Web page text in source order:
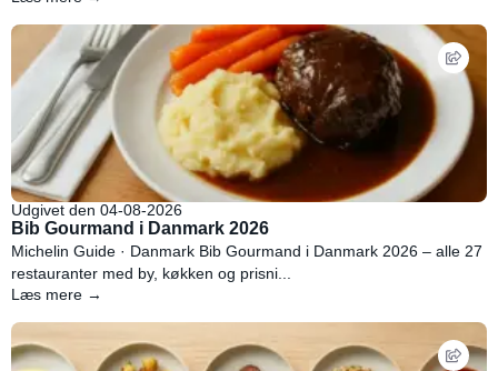
Udgivet den 04-08-2026
Bib Gourmand i Danmark 2026
Michelin Guide · Danmark Bib Gourmand i Danmark 2026 – alle 27
restauranter med by, køkken og prisni...
Læs mere →